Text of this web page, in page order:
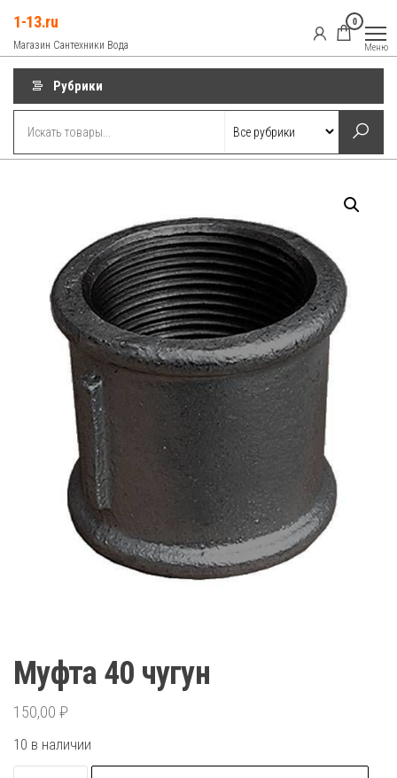
содержимому
1-13.ru
Магазин Сантехники Вода
0
Меню
Рубрики
Муфта 40 чугун
150,00 ₽
10 в наличии